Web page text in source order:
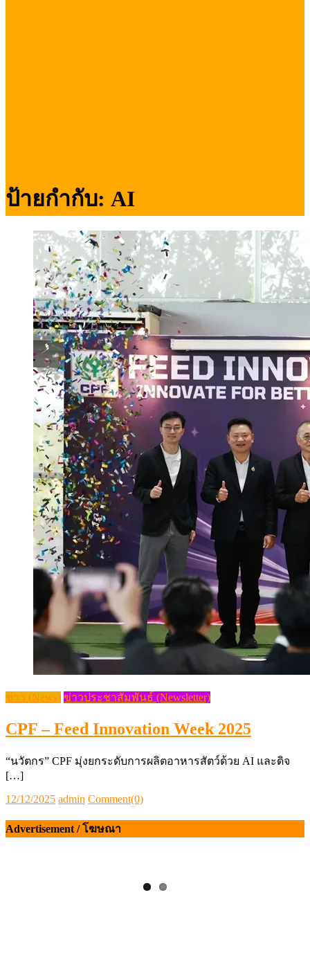
ป้ายกำกับ: AI
ข่าว (News) ข่าวประชาสัมพันธ์ (Newsletter)
CPF – Feed Innovation Week 2025
“นวัตกร” CPF มุ่งยกระดับการผลิตอาหารสัตว์ด้วย AI และดิจ
[…]
Posted
12/12/2025 Author
admin Comment(0)
Advertisement / โฆษณา